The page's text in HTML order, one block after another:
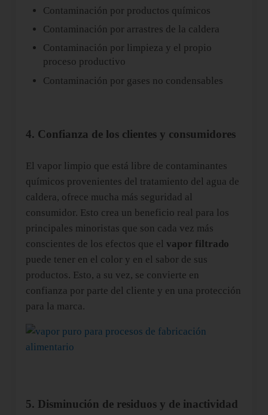
Contaminación por productos químicos
Contaminación por arrastres de la caldera
Contaminación por limpieza y el propio
proceso productivo
Contaminación por gases no condensables
4. Confianza de los clientes y consumidores
El vapor limpio que está libre de contaminantes
químicos provenientes del tratamiento del agua de
caldera, ofrece mucha más seguridad al
consumidor. Esto crea un beneficio real para los
principales minoristas que son cada vez más
conscientes de los efectos que el vapor filtrado
puede tener en el color y en el sabor de sus
productos. Esto, a su vez, se convierte en
confianza por parte del cliente y en una protección
para la marca.
5. Disminución de residuos y de inactividad